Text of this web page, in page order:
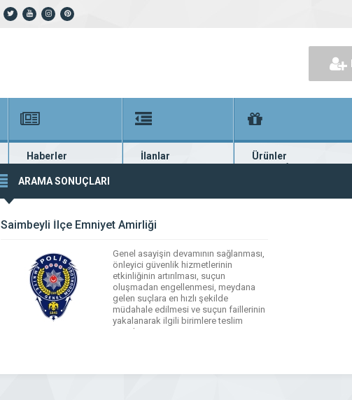
Haberler
En güncel haberler
İlanlar
Güncel seri ilanlar
Ürünler
Binlerce firma ürünü
ARAMA SONUÇLARI
Saimbeyli İlçe Emniyet Amirliği
Genel asayişin devamının sağlanması,
önleyici güvenlik hizmetlerinin
etkinliğinin artırılması, suçun
oluşmadan engellenmesi, meydana
gelen suçlara en hızlı şekilde
müdahale edilmesi ve suçun faillerinin
yakalanarak ilgili birimlere teslim
etmek üzere 24 saat esasına göre